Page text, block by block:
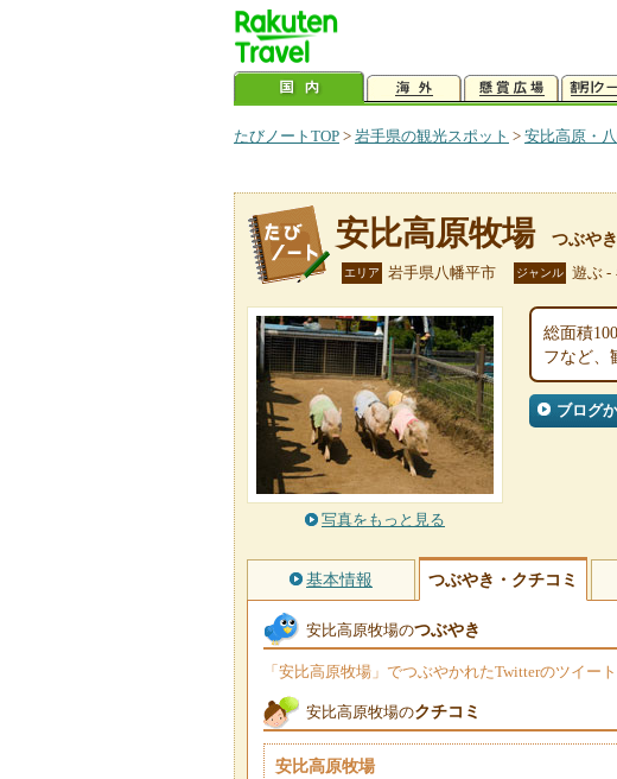
たびノートTOP > 岩手県の観光スポット > 安比高原・
安比高原牧場 つぶや
エリア 岩手県八幡平市 ジャンル 遊ぶ -
写真をもっと見る
総面積
フなど、
ブログ
基本情報 つぶやき・クチコミ
安比高原牧場のつぶやき
「安比高原牧場」でつぶやかれたTwitterのツイー
安比高原牧場のクチコミ
安比高原牧場